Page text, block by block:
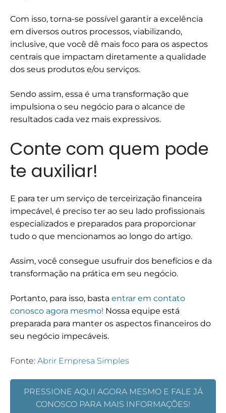
Com isso, torna-se possível garantir a excelência
em diversos outros processos, viabilizando,
inclusive, que você dê mais foco para os aspectos
centrais que impactam diretamente a qualidade
dos seus produtos e/ou serviços.
Sendo assim, essa é uma transformação que
impulsiona o seu negócio para o alcance de
resultados cada vez mais expressivos.
Conte com quem pode
te auxiliar!
E para ter um serviço de terceirização financeira
impecável, é preciso ter ao seu lado profissionais
especializados e preparados para proporcionar
tudo o que mencionamos ao longo do artigo.
Assim, você consegue usufruir dos benefícios e da
transformação na prática em seu negócio.
Portanto, para isso, basta entrar em contato
conosco agora mesmo! Nossa equipe está
preparada para manter os aspectos financeiros do
seu negócio impecáveis.
Fonte: Abrir Empresa Simples
PRESSIONE AQUI AGORA MESMO E FALE JÁ
CONOSCO PARA MAIS INFORMAÇÕES!